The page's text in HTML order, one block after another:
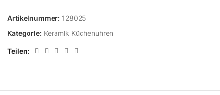
Artikelnummer: 128025
Kategorie: Keramik Küchenuhren
Teilen